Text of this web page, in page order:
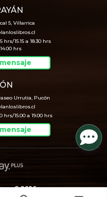
5, Villarrica
hrs/15.15 a 18.30 hrs
hrs
Urrutia, Pucón
hrs/15.00 a 19.00 hrs
© 2026